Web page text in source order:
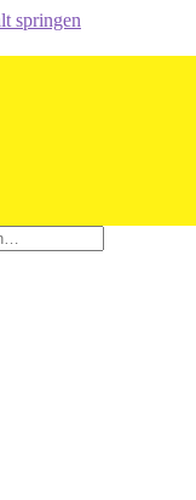
springen